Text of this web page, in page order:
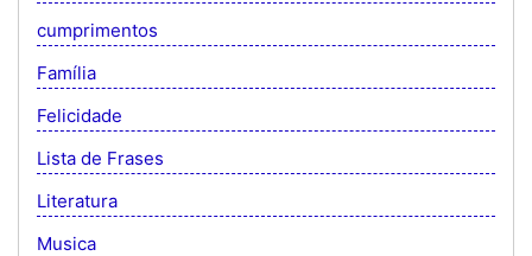
cumprimentos
Família
Felicidade
Lista de Frases
Literatura
Musica